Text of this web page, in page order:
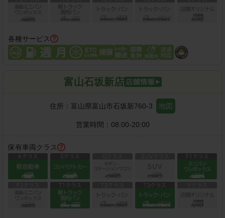
各種サービス
富山石坂新店
住所： 富山県富山市石坂新760-3 地図
営業時間： 08:00-20:00
保有車両クラス